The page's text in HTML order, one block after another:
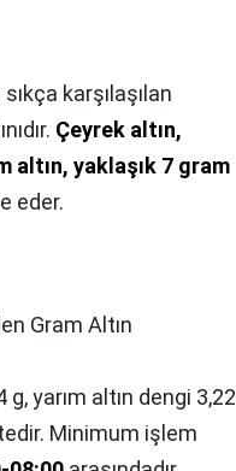
karşılaşılan
Çeyrek altın,
altın, yaklaşık 7 gram
eder.
Gram Altın
yarım altın dengi 3,22
Minimum işlem